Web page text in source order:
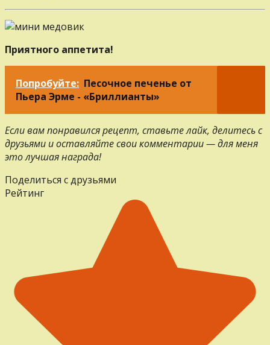
Приятного аппетита!
Попробуйте: Песочное печенье от
Пьера Эрме - «Бриллианты»
Если вам понравился рецепт, ставьте лайк, делитесь с
друзьями и оставляйте свои комментарии — для меня
это лучшая награда!
Поделиться с друзьями
Рейтинг